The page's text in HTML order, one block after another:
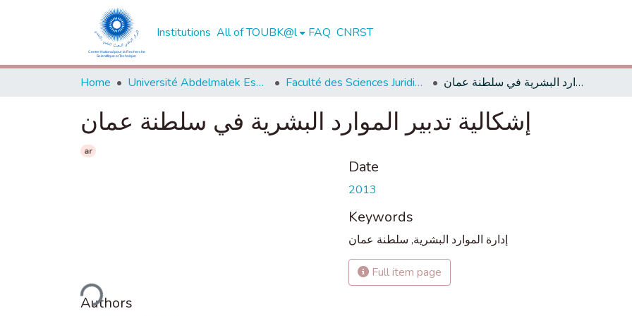
Institutions All of TOUBK@l FAQ CNRST
Home Université Abdelmalek Essaadi - Tétouan Faculté des Sciences Juridiques, Economiques et Sociales - Tanger إشكالية تدبير الموارد البشرية في سلطنة عمان
إشكالية تدبير الموارد البشرية في سلطنة عمان
ar
Loading...
Authors
Date
2013
Keywords
إدارة الموارد البشرية, سلطنة عمان
Full item page